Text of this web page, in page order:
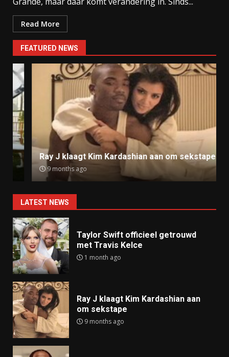
Read More
FEATURED NEWS
Ray J klaagt Kim Kardashian aan om sekstape
9 months ago
LATEST NEWS
Taylor Swift officieel getrouwd
met Travis Kelce
1 month ago
Ray J klaagt Kim Kardashian aan
om sekstape
9 months ago